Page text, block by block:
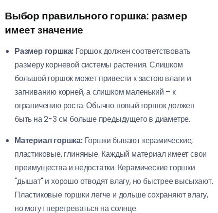
Выбор правильного горшка: размер
имеет значение
Размер горшка: Горшок должен соответствовать
размеру корневой системы растения. Слишком
большой горшок может привести к застою влаги и
загниванию корней, а слишком маленький – к
ограничению роста. Обычно новый горшок должен
быть на 2-3 см больше предыдущего в диаметре.
Материал горшка:Горшки бывают керамические,
пластиковые, глиняные. Каждый материал имеет свои
преимущества и недостатки. Керамические горшки
"дышат" и хорошо отводят влагу, но быстрее высыхают.
Пластиковые горшки легче и дольше сохраняют влагу,
но могут перегреваться на солнце.